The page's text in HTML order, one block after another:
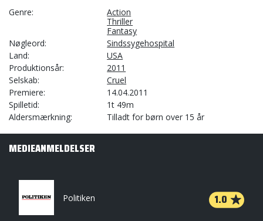
Genre
Action
Thriller
Fantasy
Nøgleord
Sindssygehospital
Land
USA
Produktionsår
2011
Selskab
Cruel
Premiere
14.04.2011
Spilletid
1t 49m
Aldersmærkning
Tilladt for børn over 15 år
MEDIEANMELDELSER
Politiken 1.0